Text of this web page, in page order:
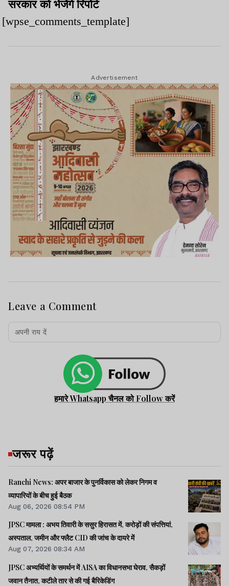
सरकार को भेजेंगे रिपोर्ट
[wpse_comments_template]
Advertisement
Leave a Comment
हमारे Whatsapp चैनल को Follow करें
जरूर पढ़ें
Ranchi News: अपर बाजार के पुनर्विकास को लेकर निगम व
व्यापारियों के बीच हुई बैठक
Aug 06, 2026 08:54 PM
JPSC मामला : अभय तिवारी के ससुर हिरासत में, करोड़ों की संपत्तियां,
अस्पताल, जमीन और फ्लैट CID की जांच के दायरे में
Aug 07, 2026 08:34 AM
JPSC अभ्यर्थियों के समर्थन में AISA का विधानसभा घेराव, सैकड़ों
जवान तैनात, कटीले तार से की गई बैरिकेडिंग